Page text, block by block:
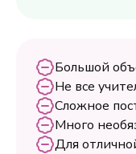
Большой
Не все
Сложное
Много
Для